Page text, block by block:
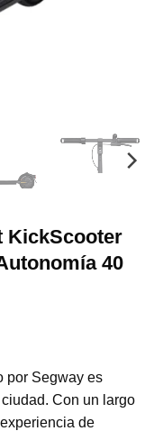
KickScooter
40
por Segway es
Con un largo
de